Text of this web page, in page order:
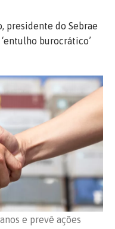
presidente do Sebrae
burocrático’
e prevê ações